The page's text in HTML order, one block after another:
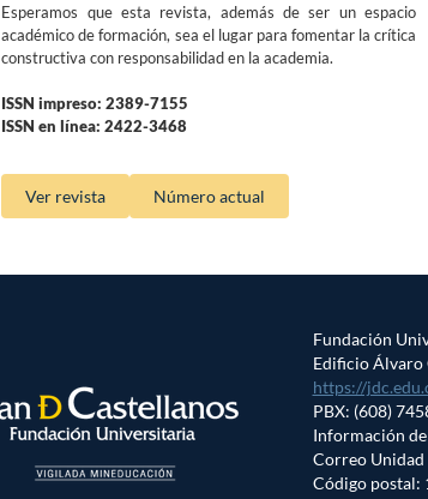
Esperamos que esta revista, además de ser un espacio
académico de formación, sea el lugar para fomentar la crítica
constructiva con responsabilidad en la academia.
ISSN impreso: 2389-7155
ISSN en línea: 2422-3468
Ver revista Número actual
Fundación
Edificio Álvaro
https://
PBX: (608)
Información
Correo
Código postal: